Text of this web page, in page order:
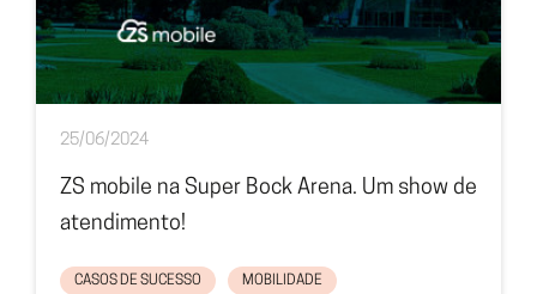
25/06/2024
ZS mobile na Super Bock Arena. Um show de
atendimento!
CASOS DE SUCESSO MOBILIDADE